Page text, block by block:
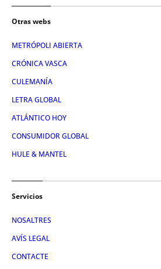
Otras webs
METRÓPOLI ABIERTA
CRÓNICA VASCA
CULEMANÍA
LETRA GLOBAL
ATLÁNTICO HOY
CONSUMIDOR GLOBAL
HULE & MANTEL
Servicios
NOSALTRES
AVÍS LEGAL
CONTACTE